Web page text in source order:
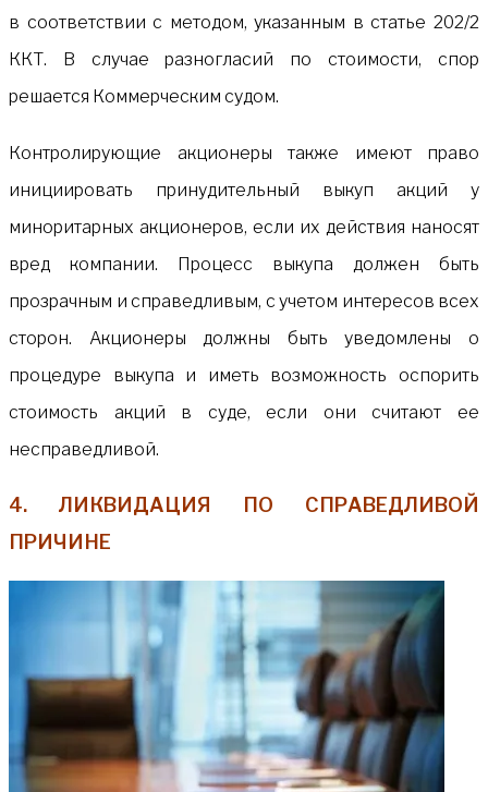
в соответствии с методом, указанным в статье 202/2
ККТ. В случае разногласий по стоимости, спор
решается Коммерческим судом.
Контролирующие акционеры также имеют право
инициировать принудительный выкуп акций у
миноритарных акционеров, если их действия наносят
вред компании. Процесс выкупа должен быть
прозрачным и справедливым, с учетом интересов всех
сторон. Акционеры должны быть уведомлены о
процедуре выкупа и иметь возможность оспорить
стоимость акций в суде, если они считают ее
несправедливой.
4. ЛИКВИДАЦИЯ ПО СПРАВЕДЛИВОЙ
ПРИЧИНЕ